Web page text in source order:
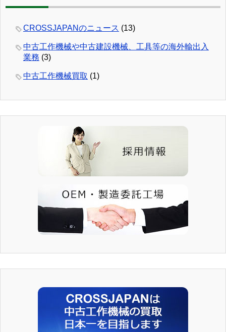
CROSSJAPANのニュース (13)
中古工作機械や中古建設機械、工具等の海外輸出入
業務 (3)
中古工作機械買取 (1)